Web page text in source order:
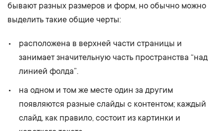
бывают разных размеров и форм, но обычно можно
выделить такие общие черты:
расположена в верхней части страницы и
занимает значительную часть пространства “над
линией фолда”.
на одном и том же месте один за другим
появляются разные слайды с контентом; каждый
слайд, как правило, состоит из картинки и